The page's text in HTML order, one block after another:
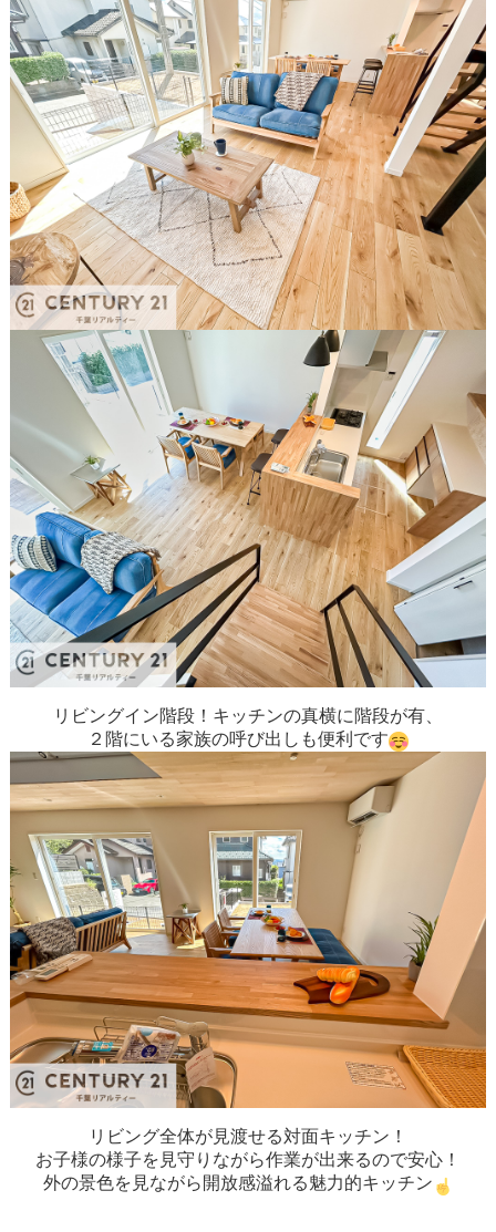
リビングイン階段！キッチンの真横に階段が有、
２階にいる家族の呼び出しも便利です
リビング全体が見渡せる対面キッチン！
お子様の様子を見守りながら作業が出来るので安心！
外の景色を見ながら開放感溢れる魅力的キッチン